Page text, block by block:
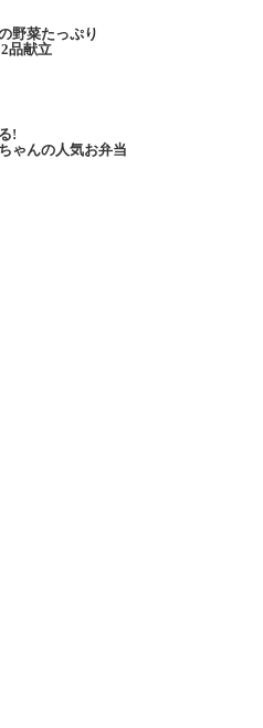
野菜たっぷり
品献立
!
ゃんの人気お弁当